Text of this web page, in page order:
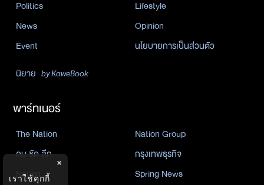
Politics
Lifestyle
News
Opinion
Event
นโยบายการเป็นส่วนตัว
นิยาย by KaweBook
พาร์ทเนอร์
The Nation
Nation Group
คม ชัด ลึก
กรุงเทพธุรกิจ
Nation
Spring News
×
เราใช้คุกกี้